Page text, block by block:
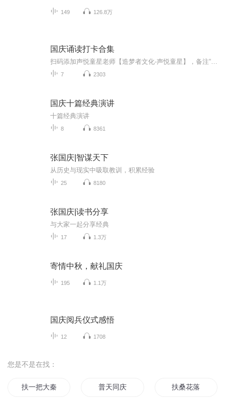
149 126.8万
国庆诵读打卡合集
7 2303
国庆十篇经典演讲
十篇经典演讲
8 8361
张国庆|智谋天下
从历史与现实中吸取教训，积累经验
25 8180
张国庆|读书分享
与大家一起分享经典
17 1.3万
寄情中秋，献礼国庆
195 1.1万
国庆阅兵仪式感悟
12 1708
您是不是在找：
扶一把大秦 普天同庆 扶桑花落